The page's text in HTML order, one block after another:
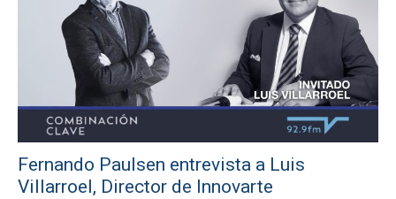
Fernando Paulsen entrevista a Luis
Villarroel, Director de Innovarte